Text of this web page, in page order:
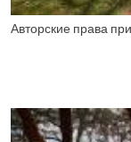
Авторские права